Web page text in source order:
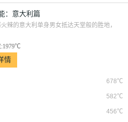
：意大利篇
辣的意大利单身男女抵达天堂般的胜地，
:1979℃
情
678℃
582℃
456℃